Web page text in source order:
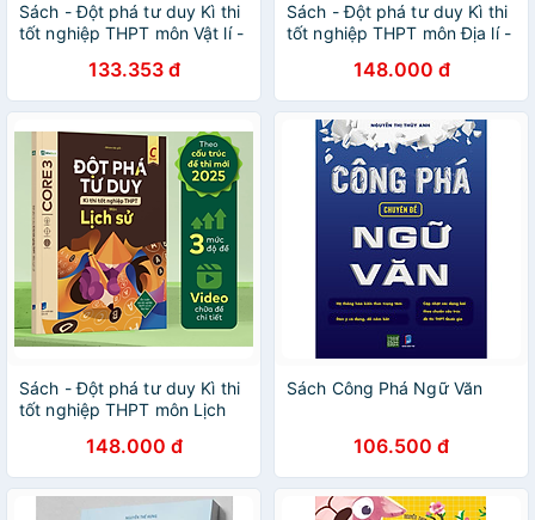
Sách - Đột phá tư duy Kì thi
tốt nghiệp THPT môn Vật lí -
bản Dân Trí - WinBooks
133.353 đ
Sách - Đột phá tư duy Kì thi
tốt nghiệp THPT môn Địa lí -
bản Dân Trí - WinBooks
148.000 đ
Sách - Đột phá tư duy Kì thi
tốt nghiệp THPT môn Lịch
xuất bản Dân Trí - WinBooks
148.000 đ
Sách Công Phá Ngữ Văn
106.500 đ